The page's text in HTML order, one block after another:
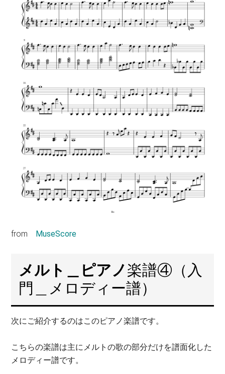
from MuseScore
メルト＿ピアノ楽譜④（入
門＿メロディー譜）
次にご紹介するのはこのピアノ楽譜です。
こちらの楽譜は主にメルトの歌の部分だけを譜面化した
メロディー譜です。